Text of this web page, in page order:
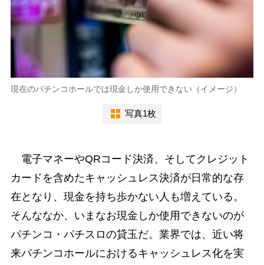
現在のパチンコホールでは現金しか使用できない（イメージ）
写真1枚
電子マネーやQRコード決済、そしてクレジット
カードを含めたキャッシュレス決済が日常的な存
在となり、現金を持ち歩かない人も増えている。
そんななか、いまなお現金しか使用できないのが
パチンコ・パチスロの貸玉だ。業界では、近い将
来パチンコホールにおけるキャッシュレス化を実